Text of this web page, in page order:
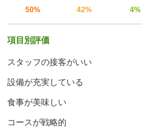
50% 42% 4%
項目別評価
スタッフの接客がいい
設備が充実している
食事が美味しい
コースが戦略的